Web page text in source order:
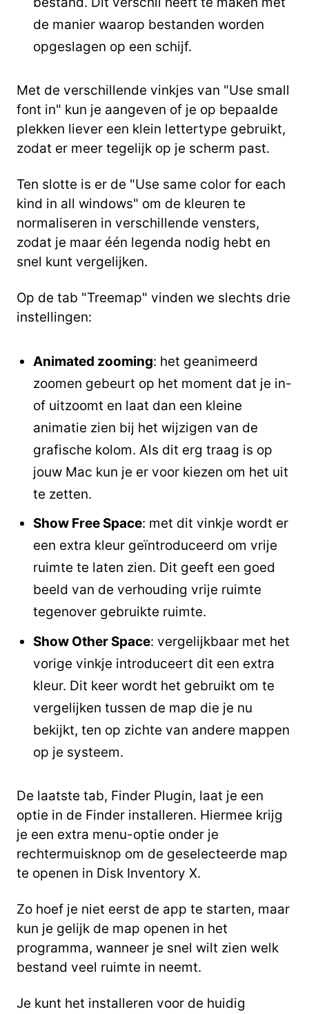
de manier waarop bestanden worden
opgeslagen op een schijf.
Met de verschillende vinkjes van "Use small
font in" kun je aangeven of je op bepaalde
plekken liever een klein lettertype gebruikt,
zodat er meer tegelijk op je scherm past.
Ten slotte is er de "Use same color for each
kind in all windows" om de kleuren te
normaliseren in verschillende vensters,
zodat je maar één legenda nodig hebt en
snel kunt vergelijken.
Op de tab "Treemap" vinden we slechts drie
instellingen:
Animated zooming: het geanimeerd
zoomen gebeurt op het moment dat je in-
of uitzoomt en laat dan een kleine
animatie zien bij het wijzigen van de
grafische kolom. Als dit erg traag is op
jouw Mac kun je er voor kiezen om het uit
te zetten.
Show Free Space: met dit vinkje wordt er
een extra kleur geïntroduceerd om vrije
ruimte te laten zien. Dit geeft een goed
beeld van de verhouding vrije ruimte
tegenover gebruikte ruimte.
Show Other Space: vergelijkbaar met het
vorige vinkje introduceert dit een extra
kleur. Dit keer wordt het gebruikt om te
vergelijken tussen de map die je nu
bekijkt, ten op zichte van andere mappen
op je systeem.
De laatste tab, Finder Plugin, laat je een
optie in de Finder installeren. Hiermee krijg
je een extra menu-optie onder je
rechtermuisknop om de geselecteerde map
te openen in Disk Inventory X.
Zo hoef je niet eerst de app te starten, maar
kun je gelijk de map openen in het
programma, wanneer je snel wilt zien welk
bestand veel ruimte in neemt.
Je kunt het installeren voor de huidig